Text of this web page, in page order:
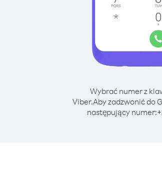
Wybrać numer z
Viber.Aby zadzwonić do
następujący numer:+